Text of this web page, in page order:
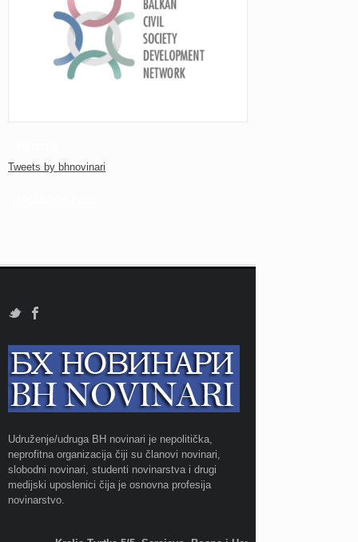
Tweets by bhnovinari
Udruženje/udruga BH novinari je nepolitička,
neprofitna organizacija čiji su članovi novinari,
slobodni novinari, studenti novinarstva i drugi
medijski uposlenici čija je osnovna profesija
novinarstvo.